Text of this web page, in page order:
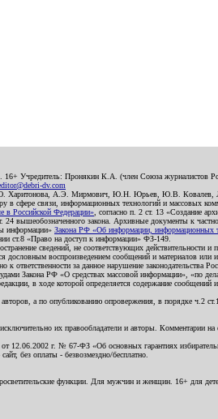
16+ Учредитель: Пронякин К.А. (член Союза
dv.com
И.Ю. Харитонова, А.Э. Мирмович, Ю.Н. Юрьев, Ю.В.
в сфере связи, информационных технологий и массовых
Российской Федерации» , согласно п. 2 ст. 13 «Создание
закона. Архивные документы к
информации» Закона РФ «Об информации, информационных
ст.8 «Право на доступ к информации» ФЗ-149.
сведений, не соответствующих
воспроизведением сообщений и материалов
за данное нарушение законодательства
Закона РФ «О средствах массовой информации», «по
в ходе которой определяется содержание сообщений и
а по опубликованию опровержения, в порядке ч.2
их правообладатели и авторы.
12.06.2002 г. № 67-ФЗ «Об основных гарантиях
без оплаты - безвозмездно/бесплатно.
функции. Для мужчин и женщин. 16+ для